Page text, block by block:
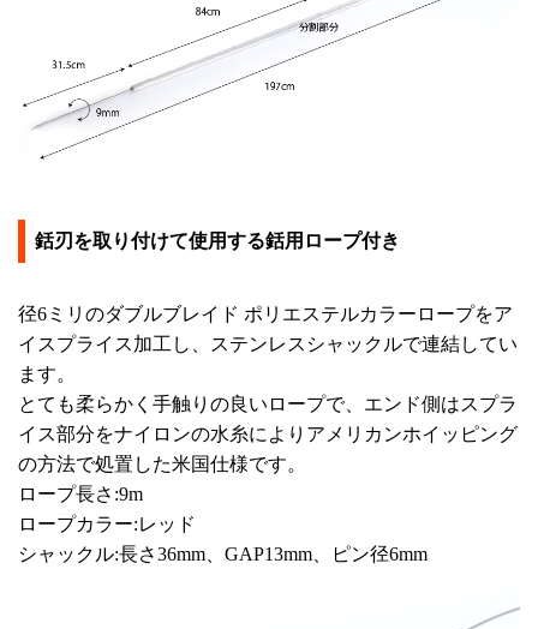
銛刃を取り付けて使用する銛用ロープ付き
径6ミリのダブルブレイド ポリエステルカラーロープをア
イスプライス加工し、ステンレスシャックルで連結してい
ます。
とても柔らかく手触りの良いロープで、エンド側はスプラ
イス部分をナイロンの水糸によりアメリカンホイッピング
の方法で処置した米国仕様です。
ロープ長さ:9m
ロープカラー:レッド
シャックル:長さ36mm、GAP13mm、ピン径6mm